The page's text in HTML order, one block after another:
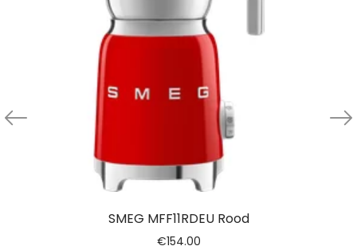
SMEG MFF11RDEU Rood
€154.00